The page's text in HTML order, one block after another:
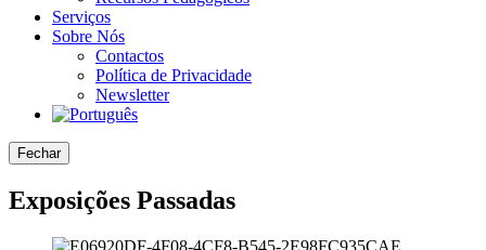
Serviços
Sobre Nós
Contactos
Política de Privacidade
Newsletter
Fechar
Exposições Passadas